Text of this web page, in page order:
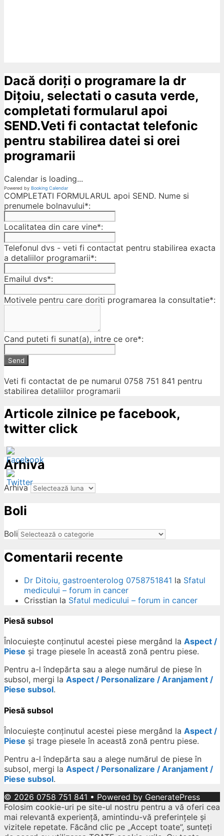
Dacă doriți o programare la dr
Dițoiu, selectati o casuta verde,
completati formularul apoi
SEND.Veti fi contactat telefonic
pentru stabilirea datei si orei
programarii
Calendar is loading...
Powered by Booking Calendar
COMPLETATI FORMULARUL apoi SEND. Nume si
prenumele bolnavului*:
Localitatea din care vine*:
Telefonul dvs - veti fi contactat pentru stabilirea exacta
a detaliilor programarii*:
Emailul dvs*:
Motivele pentru care doriti programarea la consultatie*:
Cand puteti fi sunat(a), intre ce ore*:
Send
Veti fi contactat de pe numarul 0758 751 841 pentru
stabilirea detaliilor programarii
Articole zilnice pe facebook,
twitter click
Arhiva
Arhiva
Boli
Boli
Comentarii recente
Dr Ditoiu, gastroenterolog 0758751841 la Sfatul
medicului – forum in cancer
Crisstian la Sfatul medicului – forum in cancer
Piesă subsol
Înlocuiește conținutul acestei piese mergând la Aspect /
Piese și trage piesele în această zonă pentru piese.
Pentru a-l îndepărta sau a alege numărul de piese în
subsol, mergi la Aspect / Personalizare / Aranjament /
Piese subsol.
Piesă subsol
Înlocuiește conținutul acestei piese mergând la Aspect /
Piese și trage piesele în această zonă pentru piese.
Pentru a-l îndepărta sau a alege numărul de piese în
subsol, mergi la Aspect / Personalizare / Aranjament /
Piese subsol.
© 2026 0758 751 841 • Powered by GeneratePress
Folosim cookie-uri pe site-ul nostru pentru a vă oferi cea
mai relevantă experiență, amintindu-vă preferințele și
vizitele repetate. Făcând clic pe „Accept toate”, sunteți